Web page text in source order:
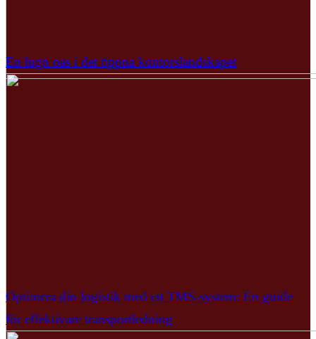
En lugn oas i det öppna kontorslandskapet
Optimera din logistik med ett TMS-system: En guide
för effektivare transportledning